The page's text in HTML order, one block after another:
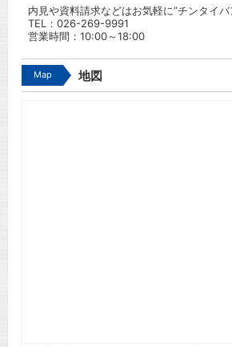
内見や資料請求などはお気軽に”チンタイバ
TEL： 026-269-9991
営業時間：10:00～18:00
Map 地図